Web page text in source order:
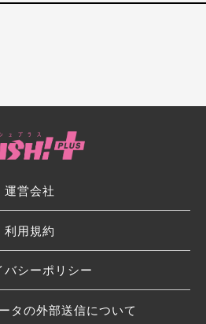
運営会社
利用規約
バシーポリシー
タの外部送信について